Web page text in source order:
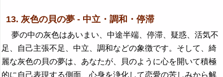
13. 灰色の貝の夢 - 中立・調和・停滞
夢の中の灰色はあいまい、中途半端、停滞、疑惑、活気不
足、自己主張不足、中立、調和などの象徴です。そして、綺
麗な灰色の貝の夢は、あなたが、貝のように心を開いて積極
的に自己表現する側面、心身を浄化して恋愛の苦しみから解